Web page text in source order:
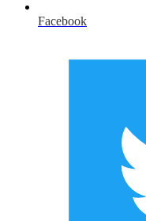
Facebook